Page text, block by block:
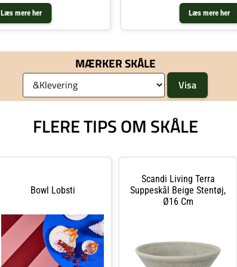
Læs mere her Læs mere her
MÆRKER SKÅLE
FLERE TIPS OM SKÅLE
Bowl Lobsti
Scandi Living Terra
Suppeskål Beige Stentøj,
Ø16 Cm